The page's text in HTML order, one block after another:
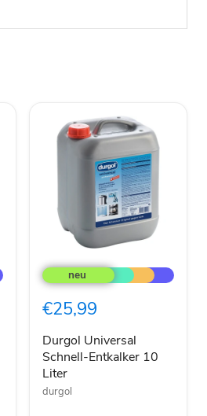
Universal
Schnell-
10
€25,99
Durgol Universal
Schnell-Entkalker 10
Liter
durgol